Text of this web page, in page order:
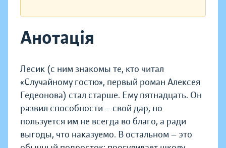
Анотація
Лесик (с ним знакомы те, кто читал
«Случайному гостю», первый роман Алексея
Гедеонова) стал старше. Ему пятнадцать. Он
развил способности — свой дар, но
пользуется им не всегда во благо, а ради
выгоды, что наказуемо. В остальном — это